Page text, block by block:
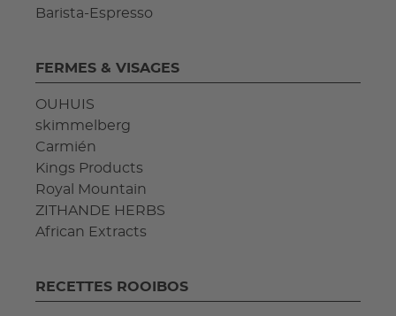
Barista-Espresso
FERMES & VISAGES
OUHUIS
skimmelberg
Carmién
Kings Products
Royal Mountain
ZITHANDE HERBS
African Extracts
RECETTES ROOIBOS